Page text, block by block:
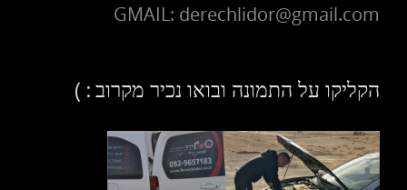
GMAIL: derechlidor@gmail.com
הקליקו על התמונה ובואו נכיר מקרוב : )